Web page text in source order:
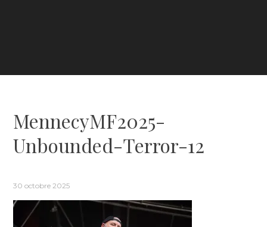
MennecyMF2025-
Unbounded-Terror-12
30 octobre 2025